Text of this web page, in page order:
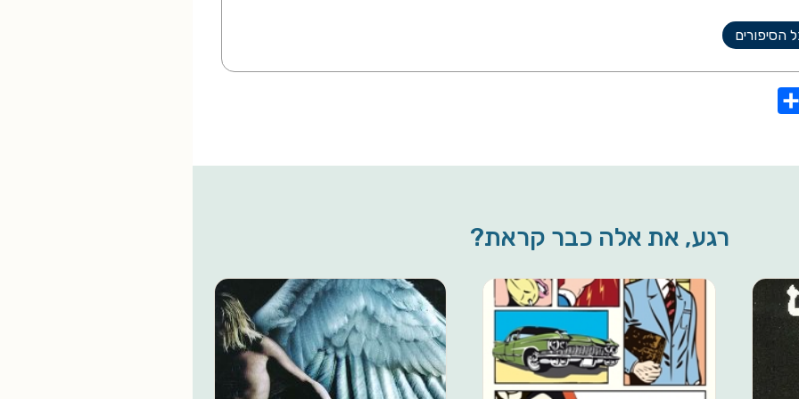
הסיפורים
רגע, את אלה כבר קראת?